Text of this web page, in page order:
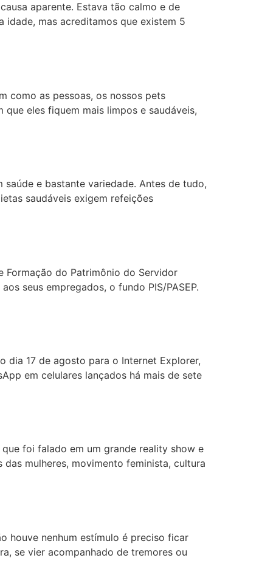
aparente. Estava tão calmo e de
idade, mas acreditamos que existem 5
como as pessoas, os nossos pets
eles fiquem mais limpos e saudáveis,
e bastante variedade. Antes de tudo,
saudáveis exigem refeições
Formação do Patrimônio do Servidor
seus empregados, o fundo PIS/PASEP.
dia 17 de agosto para o Internet Explorer,
em celulares lançados há mais de sete
foi falado em um grande reality show e
mulheres, movimento feminista, cultura
houve nenhum estímulo é preciso ficar
se vier acompanhado de tremores ou